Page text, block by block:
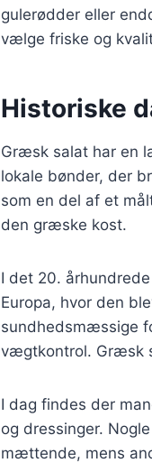
gulerødder eller
vælge friske og
Historiske
Græsk salat har en
lokale bønder, der
som en del af et
den græske kost.
I det 20.
Europa, hvor den
sundhedsmæssige
vægtkontrol. Græsk
I dag findes der
og dressinger.
mættende, mens